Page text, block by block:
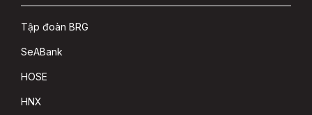
Tập đoàn BRG
SeABank
HOSE
HNX